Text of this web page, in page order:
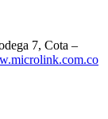
7, Cota –